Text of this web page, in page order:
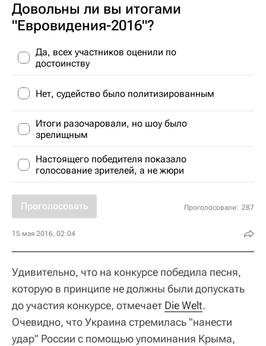
Довольны ли вы итогами
"Евровидения-2016"?
Да, всех участников оценили по
достоинству
Нет, судейство было политизированным
Итоги разочаровали, но шоу было
зрелищным
Настоящего победителя показало
голосование зрителей, а не жюри
Проголосовать Проголосовали: 287
15 мая 2016, 02:04
Удивительно, что на конкурсе победила песня,
которую в принципе не должны были допускать
до участия конкурсе, отмечает Die Welt.
Очевидно, что Украина стремилась "нанести
удар" России с помощью упоминания Крыма,